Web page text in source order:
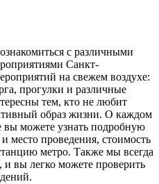
с различными
Санкт-
на свежем воздухе:
прогулки и различные
тем, кто не любит
образ жизни. О каждом
вы можете узнать подробную
проведения, стоимость
метро. Также мы всегда
и вы легко можете проверить